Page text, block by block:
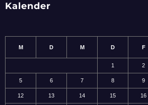
Kalender
M D M D F
1 2
5 6 7 8 9
12 13 14 15 16